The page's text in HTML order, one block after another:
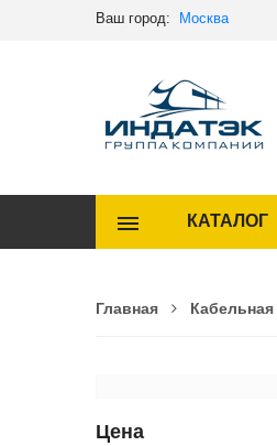
Ваш город: Москва
КАТАЛОГ
Главная
Цена